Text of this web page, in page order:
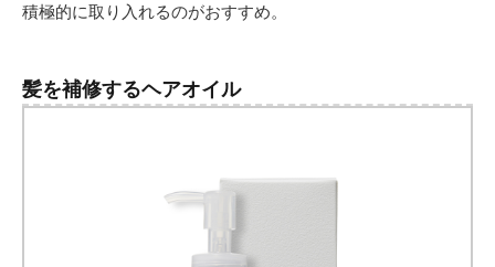
積極的に取り入れるのがおすすめ。
髪を補修するヘアオイル